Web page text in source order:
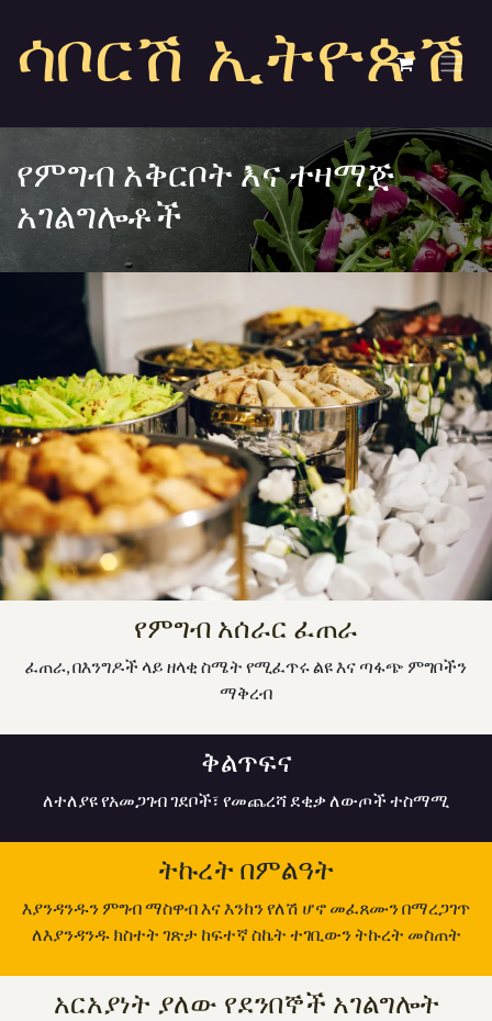
ሳቦርሽ ኢትዮጵሽ
የምግብ አቅርቦት እና ተዛማጅ
አገልግሎቶች
የምግብ አሰራር ፈጠራ
ፈጠራ, በእንግዶች ላይ ዘላቂ ስሜት የሚፈጥሩ ልዩ እና ጣፋጭ ምግቦችን
ማቅረብ
ቅልጥፍና
ለተለያዩ የአመጋገብ ገደቦች፣ የመጨረሻ ደቂቃ ለውጦች ተስማሚ
ትኩረት በምልዓት
እያንዳንዱን ምግብ ማስዋብ እና እንከን የለሽ ሆኖ መፈጸሙን በማረጋገጥ
ለእያንዳንዱ ክስተት ገጽታ ከፍተኛ ስኬት ተገቢውን ትኩረት መስጠት
አርአያነት ያለው የደንበኞች አገልግሎት